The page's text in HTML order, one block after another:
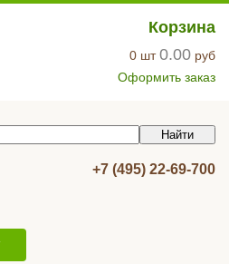
Корзина
0 шт0.00 руб
Оформить заказ
+7 (495) 22-69-700